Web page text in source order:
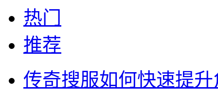
热门
推荐
传奇搜服如何快速提